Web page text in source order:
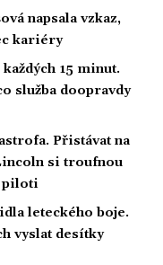
napsala vzkaz,
kariéry
15 minut.
služba doopravdy
Přistávat na
si troufnou
piloti
leteckého boje.
vyslat desítky